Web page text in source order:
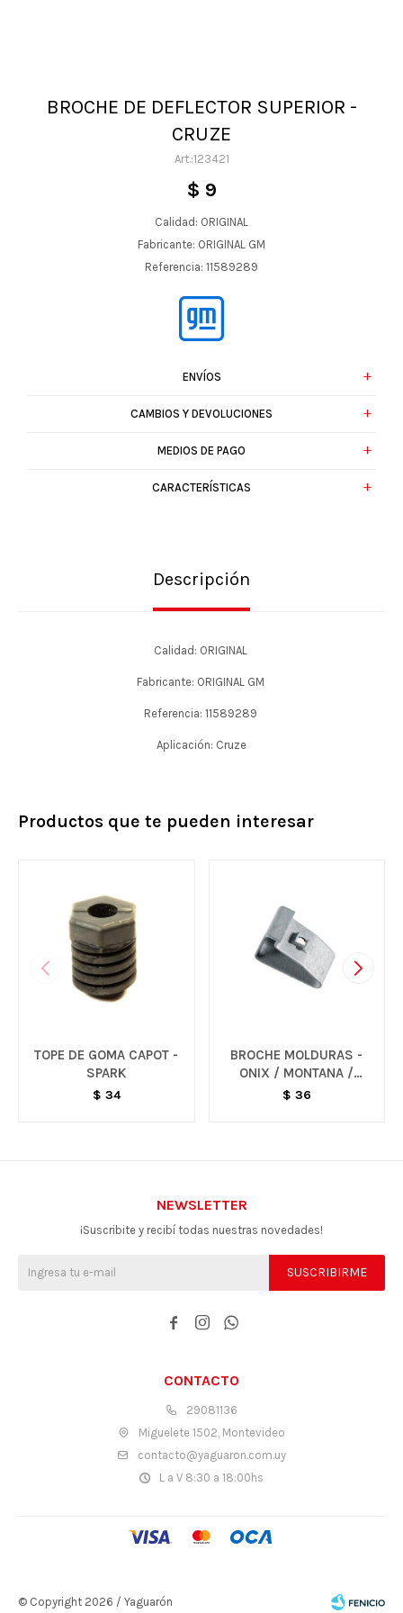
BROCHE DE DEFLECTOR SUPERIOR -
CRUZE
123421
$ 9
Calidad: ORIGINAL
Fabricante: ORIGINAL GM
Referencia: 11589289
ENVÍOS
CAMBIOS Y DEVOLUCIONES
MEDIOS DE PAGO
CARACTERÍSTICAS
Descripción
Calidad: ORIGINAL
Fabricante: ORIGINAL GM
Referencia: 11589289
Aplicación: Cruze
Productos que te pueden interesar
TOPE DE GOMA CAPOT -
SPARK
$ 34
BROCHE MOLDURAS -
ONIX / MONTANA /
TRACKER
$ 36
CONTACTO
29081136
Miguelete 1502, Montevideo
contacto@yaguaron.com.uy
L a V 8:30 a 18:00hs
NEWSLETTER
¡Suscribite y recibí todas nuestras novedades!
SUSCRIBIRME
  
© Copyright 2026 / Yaguarón